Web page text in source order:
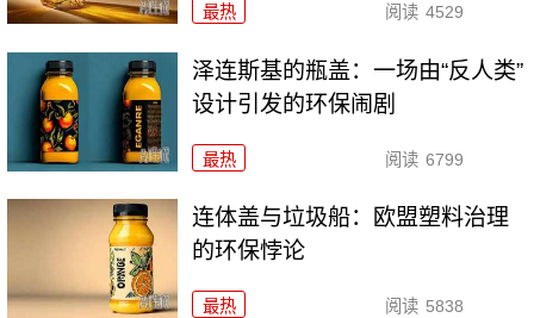
最热 阅读 4529
泽连斯基的瓶盖：一场由“反人类”
设计引发的环保闹剧
最热 阅读 6799
连体盖与垃圾船：欧盟塑料治理
的环保悖论
最热 阅读 5838